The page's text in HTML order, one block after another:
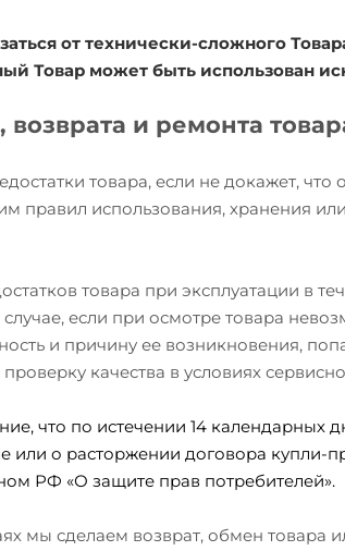
от технически-сложного
Товар может быть использован
возврата и ремонта
товара, если не докажет,
правил использования, хранения
товара при эксплуатации в
случае, если при осмотре товара
и причину ее возникновения,
качества в условиях
что по истечении 14 календарных
или о расторжении договора купли-
РФ «О защите прав потребителей».
мы сделаем возврат, обмен товара